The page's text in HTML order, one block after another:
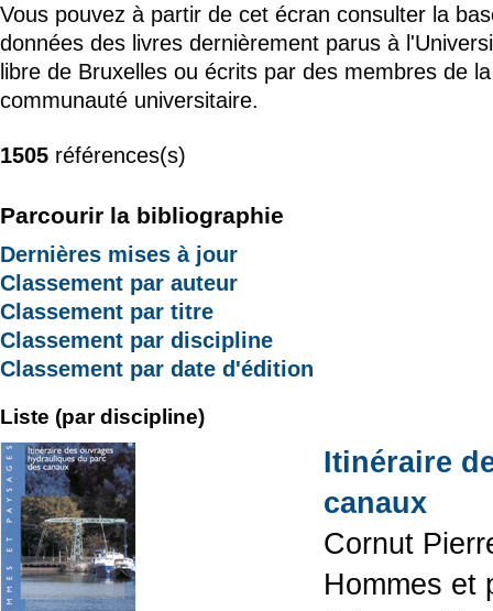
Vous pouvez à partir de cet écran consulter la
données des livres dernièrement parus à
libre de Bruxelles ou écrits par des membres de la
communauté universitaire.
1505 références(s)
Parcourir la bibliographie
Dernières mises à jour
Classement par auteur
Classement par titre
Classement par discipline
Classement par date d'édition
Liste (par discipline)
Itinéraire
canaux
Cornut
Hommes et